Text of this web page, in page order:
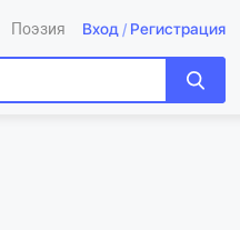
Поэзия Вход / Регистрация